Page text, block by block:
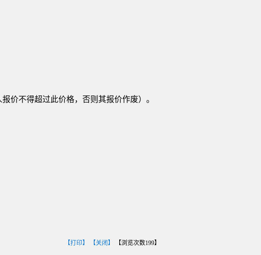
价不得超过此价格，否则其报价作废）。
【打印】 【关闭】 【浏览次数199】